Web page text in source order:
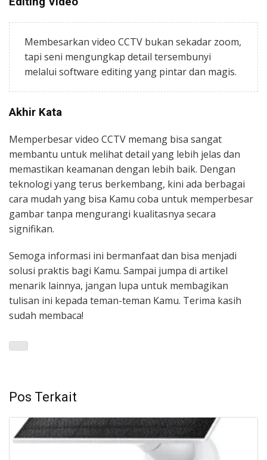
Membesarkan video CCTV bukan sekadar zoom,
tapi seni mengungkap detail tersembunyi
melalui software editing yang pintar dan magis.
Akhir Kata
Memperbesar video CCTV memang bisa sangat
membantu untuk melihat detail yang lebih jelas dan
memastikan keamanan dengan lebih baik. Dengan
teknologi yang terus berkembang, kini ada berbagai
cara mudah yang bisa Kamu coba untuk memperbesar
gambar tanpa mengurangi kualitasnya secara
signifikan.
Semoga informasi ini bermanfaat dan bisa menjadi
solusi praktis bagi Kamu. Sampai jumpa di artikel
menarik lainnya, jangan lupa untuk membagikan
tulisan ini kepada teman-teman Kamu. Terima kasih
sudah membaca!
Pos Terkait